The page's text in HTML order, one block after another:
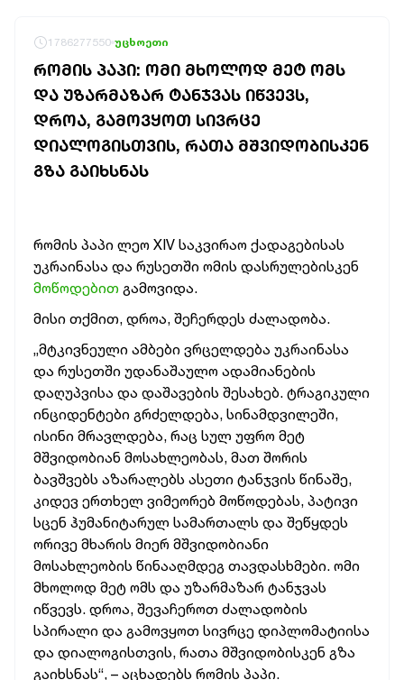
1786277550 უცხოეთი
ᲠᲝᲛᲘᲡ ᲞᲐᲞᲘ: ᲝᲛᲘ ᲛᲮᲝᲚᲝᲓ ᲛᲔᲢ ᲝᲛᲡ
ᲓᲐ ᲣᲖᲐᲠᲛᲐᲖᲐᲠ ᲢᲐᲜᲯᲕᲐᲡ ᲘᲬᲕᲔᲕᲡ,
ᲓᲠᲝᲐ, ᲒᲐᲛᲝᲕᲧᲝᲗ ᲡᲘᲕᲠᲪᲔ
ᲓᲘᲐᲚᲝᲒᲘᲡᲗᲕᲘᲡ, ᲠᲐᲗᲐ ᲛᲨᲕᲘᲓᲝᲑᲘᲡᲙᲔᲜ
ᲒᲖᲐ ᲒᲐᲘᲮᲡᲜᲐᲡ
რომის პაპი ლეო XIV საკვირაო ქადაგებისას
უკრაინასა და რუსეთში ომის დასრულებისკენ
მოწოდებით გამოვიდა.
მისი თქმით, დროა, შეჩერდეს ძალადობა.
„მტკივნეული ამბები ვრცელდება უკრაინასა
და რუსეთში უდანაშაულო ადამიანების
დაღუპვისა და დაშავების შესახებ. ტრაგიკული
ინციდენტები გრძელდება, სინამდვილეში,
ისინი მრავლდება, რაც სულ უფრო მეტ
მშვიდობიან მოსახლეობას, მათ შორის
ბავშვებს აზარალებს ასეთი ტანჯვის წინაშე,
კიდევ ერთხელ ვიმეორებ მოწოდებას, პატივი
სცენ ჰუმანიტარულ სამართალს და შეწყდეს
ორივე მხარის მიერ მშვიდობიანი
მოსახლეობის წინააღმდეგ თავდასხმები. ომი
მხოლოდ მეტ ომს და უზარმაზარ ტანჯვას
იწვევს. დროა, შევაჩეროთ ძალადობის
სპირალი და გამოვყოთ სივრცე დიპლომატიისა
და დიალოგისთვის, რათა მშვიდობისკენ გზა
გაიხსნას“, – აცხადებს რომის პაპი.